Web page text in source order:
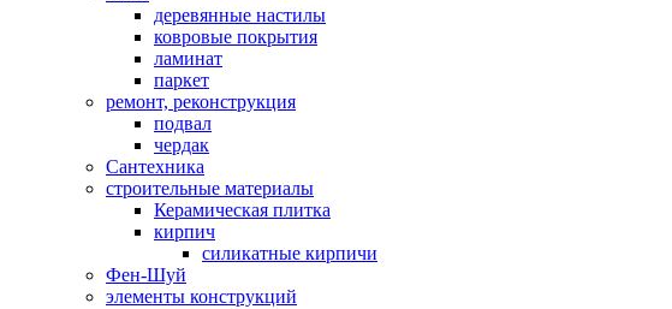
деревянные настилы
ковровые покрытия
ламинат
паркет
ремонт, реконструкция
подвал
чердак
Сантехника
строительные материалы
Керамическая плитка
кирпич
силикатные кирпичи
Фен-Шуй
элементы конструкций